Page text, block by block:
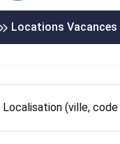
Locations Vacances